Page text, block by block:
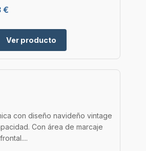
€
Ver producto
con diseño navideño vintage
Con área de marcaje